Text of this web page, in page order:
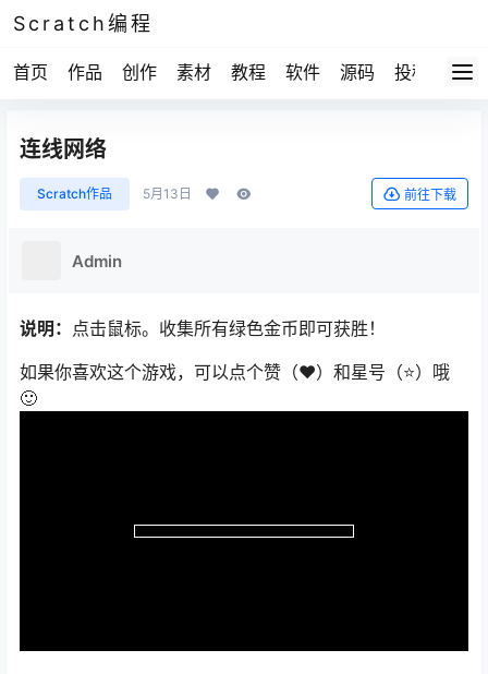
Scratch编程
首页 作品 创作 素材 教程 软件 源码 投稿 关于
连线网络
Scratch作品 5月13日 前往下载
Admin
说明： 点击鼠标。收集所有绿色金币即可获胜！
如果你喜欢这个游戏，可以点个赞（❤）和星号（⭐）哦
🙂